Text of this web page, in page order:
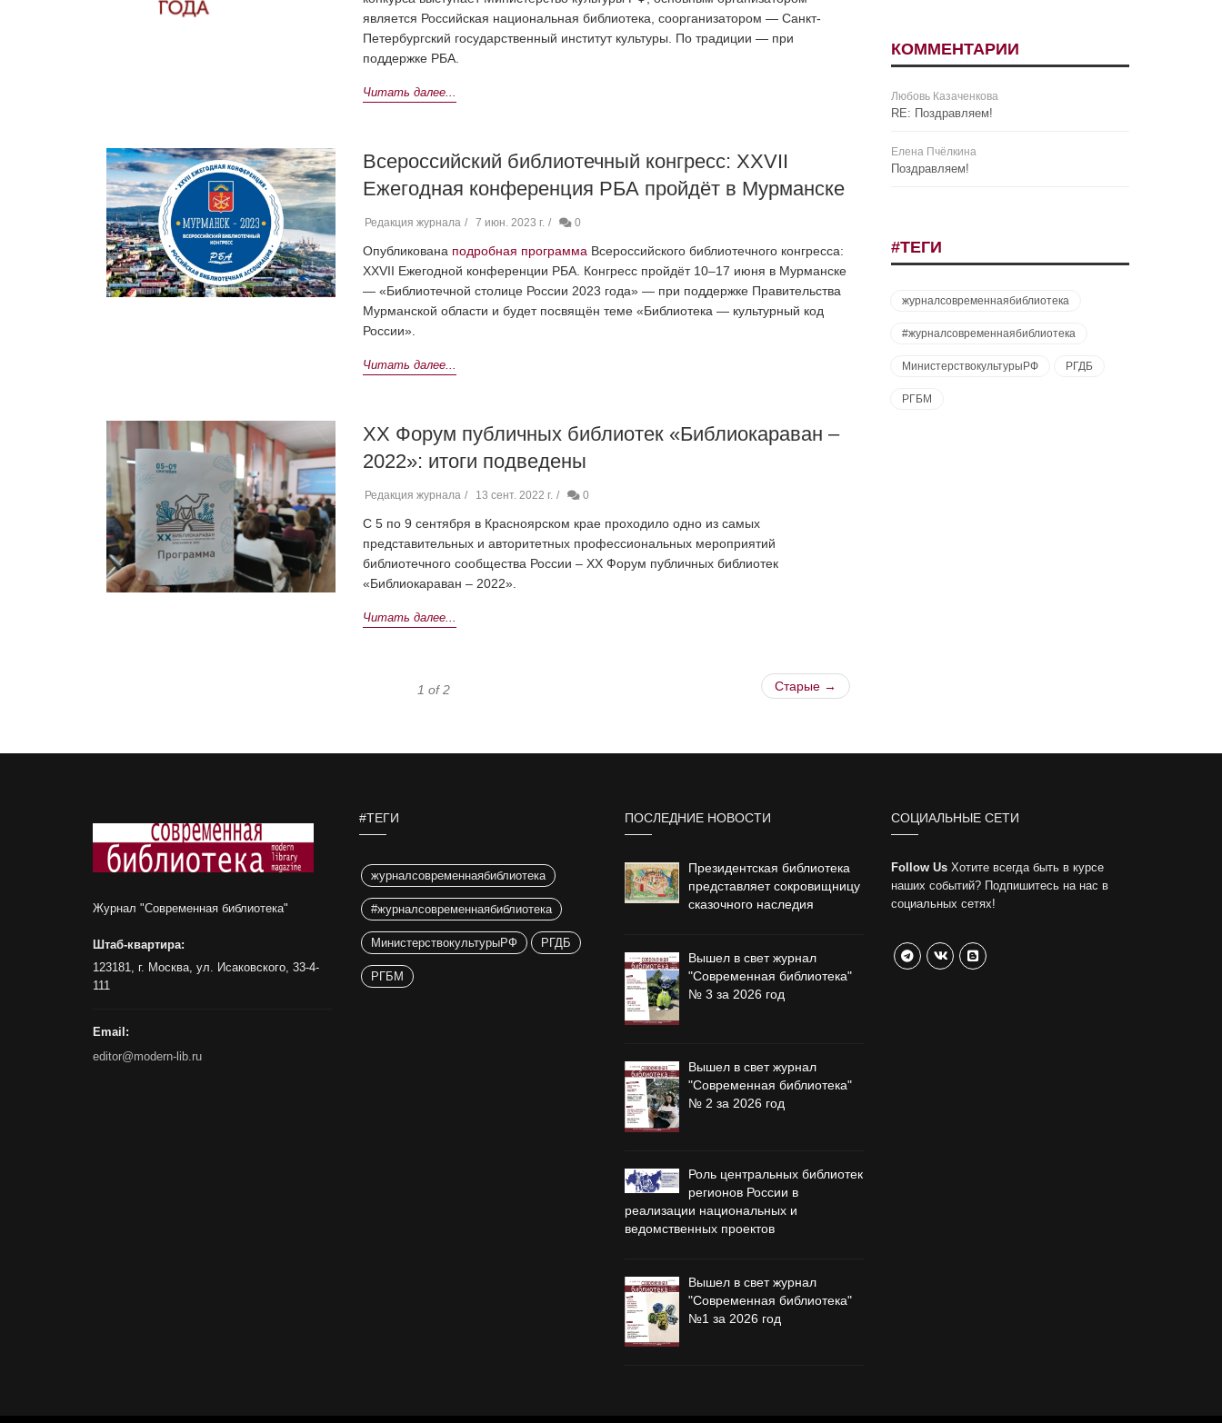
является Российская национальная библиотека, соорганизатором — Санкт-
Петербургский государственный институт культуры. По традиции — при
поддержке РБА.
Читать далее...
Всероссийский библиотечный конгресс: XXVII
Ежегодная конференция РБА пройдёт в Мурманске
Редакция журнала 7 июн. 2023 г. 0
Опубликована подробная программа Всероссийского библиотечного конгресса:
XXVII Ежегодной конференции РБА. Конгресс пройдёт 10–17 июня в Мурманске
— «Библиотечной столице России 2023 года» — при поддержке Правительства
Мурманской области и будет посвящён теме «Библиотека — культурный код
России».
Читать далее...
ХХ Форум публичных библиотек «Библиокараван –
2022»: итоги подведены
Редакция журнала 13 сент. 2022 г. 0
С 5 по 9 сентября в Красноярском крае проходило одно из самых
представительных и авторитетных профессиональных мероприятий
библиотечного сообщества России – ХХ Форум публичных библиотек
«Библиокараван – 2022».
Читать далее...
1 of 2 Старые →
КОММЕНТАРИИ
Любовь Казаченкова
RE: Поздравляем!
Елена Пчёлкина
Поздравляем!
#ТЕГИ
журналсовременнаябиблиотека
#журналсовременнаябиблиотека
МинистерствокультурыРФ РГДБ
РГБМ
Журнал "Современная библиотека"
Штаб-квартира:
123181, г. Москва, ул. Исаковского, 33-4-
111
Email:
editor@modern-lib.ru
#ТЕГИ
журналсовременнаябиблиотека
#журналсовременнаябиблиотека
МинистерствокультурыРФ РГДБ
РГБМ
ПОСЛЕДНИЕ НОВОСТИ
Президентская библиотека
представляет сокровищницу
сказочного наследия
Вышел в свет журнал
"Современная библиотека"
№ 3 за 2026 год
Вышел в свет журнал
"Современная библиотека"
№ 2 за 2026 год
Роль центральных библиотек
регионов России в
реализации национальных и
ведомственных проектов
Вышел в свет журнал
"Современная библиотека"
№1 за 2026 год
СОЦИАЛЬНЫЕ СЕТИ
Follow UsХотите всегда быть в курсе
наших событий? Подпишитесь на нас в
социальных сетях!